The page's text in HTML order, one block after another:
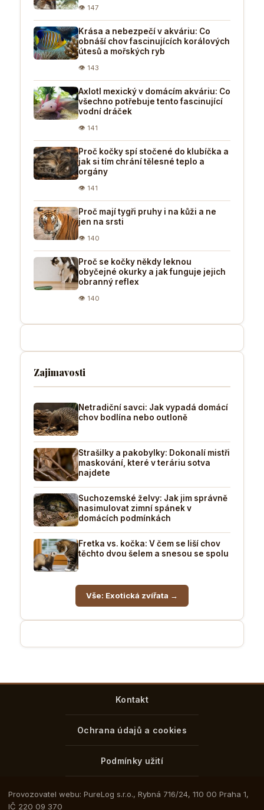
👁 147
Krása a nebezpečí v akváriu: Co
obnáší chov fascinujících korálových
útesů a mořských ryb
👁 143
Axlotl mexický v domácím akváriu: Co
všechno potřebuje tento fascinující
vodní dráček
👁 141
Proč kočky spí stočené do klubíčka a
jak si tím chrání tělesné teplo a
orgány
👁 141
Proč mají tygři pruhy i na kůži a ne
jen na srsti
👁 140
Proč se kočky někdy leknou
obyčejné okurky a jak funguje jejich
obranný reflex
👁 140
Zajimavosti
Netradiční savci: Jak vypadá domácí
chov bodlína nebo outloně
Strašilky a pakobylky: Dokonalí mistři
maskování, které v teráriu sotva
najdete
Suchozemské želvy: Jak jim správně
nasimulovat zimní spánek v
domácích podmínkách
Fretka vs. kočka: V čem se liší chov
těchto dvou šelem a snesou se spolu
Vše: Exotická zvířata →
Kontakt
Ochrana údajů a cookies
Podmínky užití
Provozovatel webu: PureLog s.r.o., Rybná 716/24, 110 00 Praha 1,
IČ 220 09 370